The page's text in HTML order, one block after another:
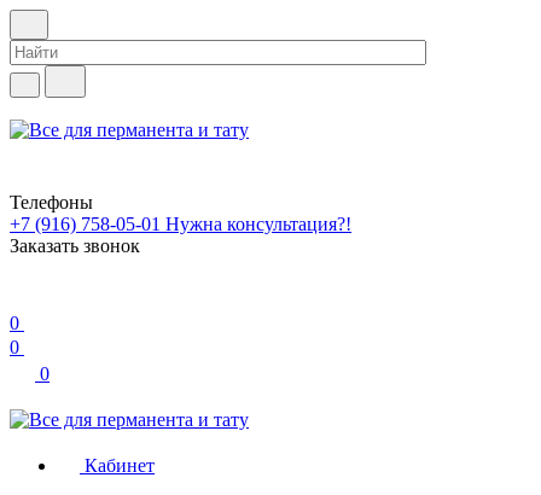
Телефоны
+7 (916) 758-05-01 Нужна консультация?!
Заказать звонок
0
0
0
Кабинет